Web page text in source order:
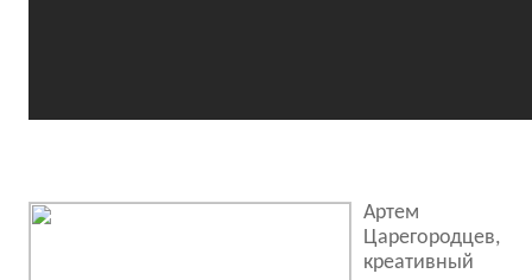
Артем
Царегородцев,
креативный